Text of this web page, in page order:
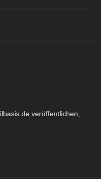
veröffentlichen,